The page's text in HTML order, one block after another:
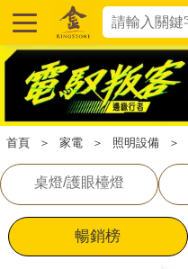
首頁 ＞ 家電 ＞ 照明設備 ＞
桌燈/護眼檯燈
暢銷榜